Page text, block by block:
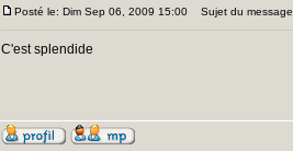
Posté le: Dim Sep 06, 2009 15:00 Sujet du
C'est splendide